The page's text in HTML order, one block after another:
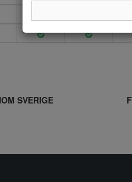
SVERIGE